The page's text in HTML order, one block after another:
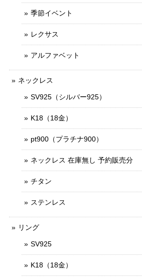
季節イベント
レクサス
アルファベット
ネックレス
SV925（シルバー925）
K18（18金）
pt900（プラチナ900）
ネックレス 在庫無し 予約販売分
チタン
ステンレス
リング
SV925
K18（18金）